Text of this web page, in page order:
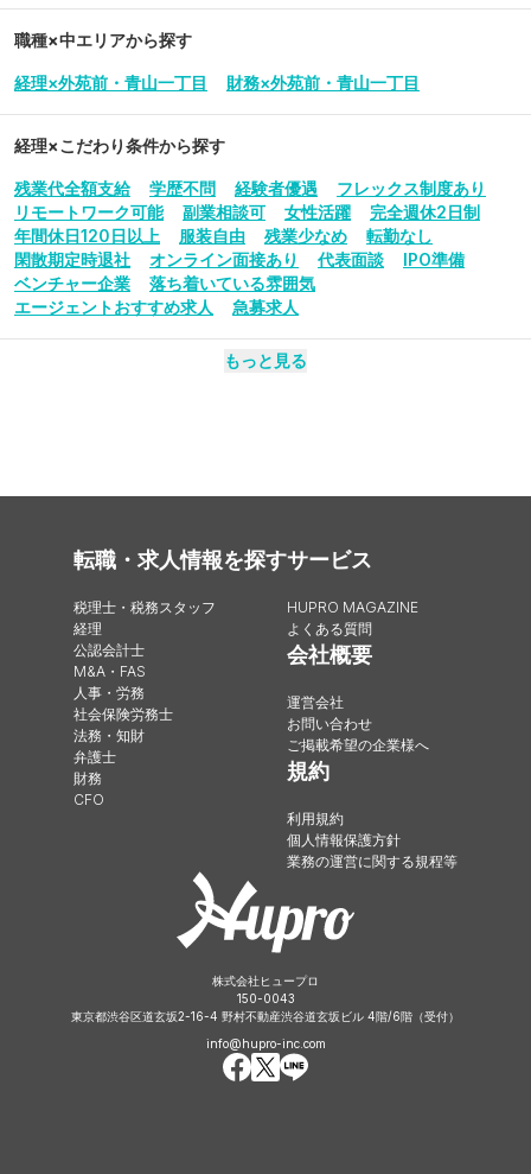
職種×中エリアから探す
経理×外苑前・青山一丁目 財務×外苑前・青山一丁目
経理×こだわり条件から探す
残業代全額支給 学歴不問 経験者優遇
フレックス制度あり
リモートワーク可能
副業相談可 女性活躍
完全週休2日制
年間休日120日以上
服装自由 残業少なめ
転勤なし
閑散期定時退社
オンライン面接あり 代表面談
IPO準備
ベンチャー企業
落ち着いている雰囲気
エージェントおすすめ求人
急募求人
もっと見る
転職・求人情報を探す
税理士・税務スタッフ
経理
公認会計士
M&A・FAS
人事・労務
社会保険労務士
法務・知財
弁護士
財務
CFO
サービス
HUPRO MAGAZINE
よくある質問
会社概要
運営会社
お問い合わせ
ご掲載希望の企業様へ
規約
利用規約
個人情報保護方針
業務の運営に関する規程等
株式会社ヒュープロ
150-0043
東京都渋谷区道玄坂2-16-4 野村不動産渋谷道玄坂ビル 4階/6階（受付）
info@hupro-inc.com